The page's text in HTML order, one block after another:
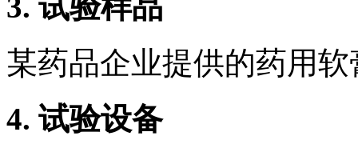
某药品企业提供的药用
4. 试验设备